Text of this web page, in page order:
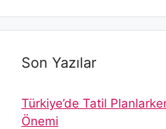
Son Yazılar
Türkiye’de Tatil
Önemi